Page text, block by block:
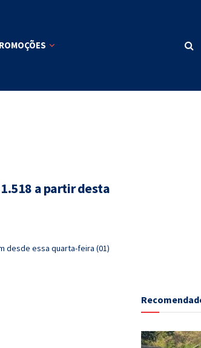
a partir desta
desde essa quarta-feira (01)